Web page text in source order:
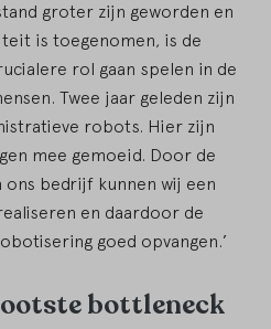
groter zijn geworden en
is toegenomen, is de
rol gaan spelen in de
Twee jaar geleden zijn
robots. Hier zijn
mee gemoeid. Door de
ons bedrijf kunnen wij een
en daardoor de
goed opvangen.’
bottleneck